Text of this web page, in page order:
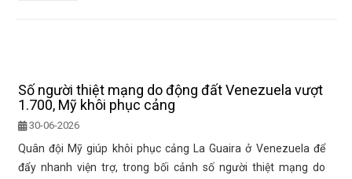
Số người thiệt mạng do động đất Venezuela vượt
1.700, Mỹ khôi phục cảng
30-06-2026
Quân đội Mỹ giúp khôi phục cảng La Guaira ở Venezuela để
đẩy nhanh viện trợ, trong bối cảnh số người thiệt mạng do